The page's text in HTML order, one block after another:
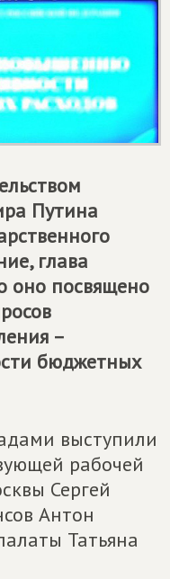
Путина
глава
оно посвящено
–
бюджетных
выступили
рабочей
Сергей
Антон
Татьяна